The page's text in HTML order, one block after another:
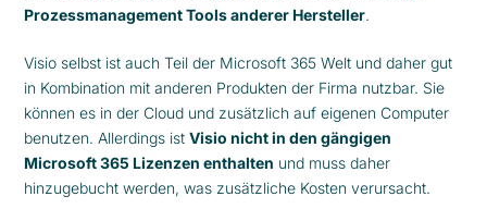
Prozessmanagement Tools anderer Hersteller.
Visio selbst ist auch Teil der Microsoft 365 Welt und daher gut
in Kombination mit anderen Produkten der Firma nutzbar. Sie
können es in der Cloud und zusätzlich auf eigenen Computer
benutzen. Allerdings istVisio nicht in den gängigen
Microsoft 365 Lizenzen enthalten und muss daher
hinzugebucht werden, was zusätzliche Kosten verursacht.